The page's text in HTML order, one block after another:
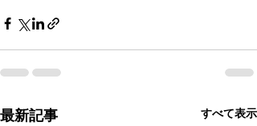
最新記事 すべて表示